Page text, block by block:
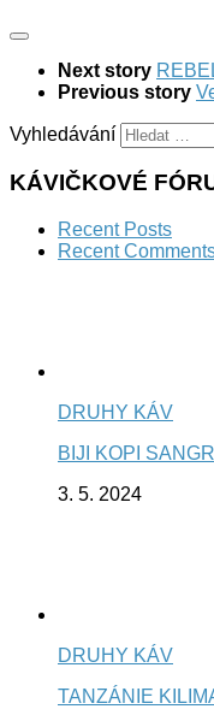
Next story
Previous story
Vyhledávání
KÁVIČKOVÉ
Recent Posts
Recent
DRUHY KÁV
BIJI KOPI
3. 5. 2024
DRUHY KÁV
TANZÁNIE